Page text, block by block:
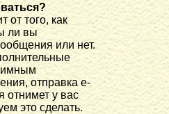
от того, как
ли вы
или нет.
отправка e-
отнимет у вас
это сделать.